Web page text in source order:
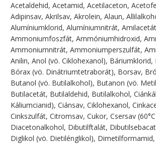
Acetaldehid, Acetamid, Acetilaceton,
Adipinsav, Akrilsav, Akrolein, Alaun,
Alumíniumklorid, Alumíniumnitrát,
Ammoniumfoszfát, Ammóniumhidroxid,
Ammoniumnitrát, Ammoniumperszulfát,
Anilin, Anol (vö. Ciklohexanol), Báriumklorid,
Bórax (vö. Dinátriumtetraborát), Borsav,
Butanol (vö. Butilalkohol), Butanon (vö.
Butilacetát, Butilaldehid, Butilalkohol,
Káliumcianid), Ciánsav, Ciklohexanol,
Cinkszulfát, Citromsav, Cukor, Csersav
Diacetonalkohol, Dibutilftalát,
Diglikol (vö. Dietilénglikol),